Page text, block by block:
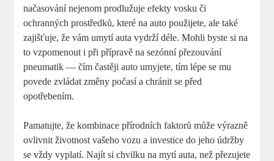
načasování nejenom prodlužuje efekty vosku či
ochranných prostředků, které na auto použijete, ale také
zajišťuje, že vám umytí auta vydrží déle. Mohli byste si na
to vzpomenout i při přípravě na sezónní přezouvání
pneumatik — čím častěji auto umyjete, tím lépe se mu
povede zvládat změny počasí a chránit se před
opotřebením.
Pamatujte, že kombinace přírodních faktorů může výrazně
ovlivnit životnost vašeho vozu a investice do jeho údržby
se vždy vyplatí. Najít si chvilku na mytí auta, než přezujete